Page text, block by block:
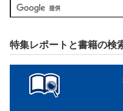
特集レポートと書籍の検